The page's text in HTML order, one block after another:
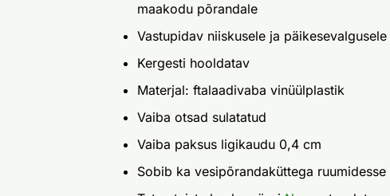
maakodu põrandale
Vastupidav niiskusele ja päikesevalgusele
Kergesti hooldatav
Materjal: ftalaadivaba vinüülplastik
Vaiba otsad sulatatud
Vaiba paksus ligikaudu 0,4 cm
Sobib ka vesipõrandaküttega ruumidesse